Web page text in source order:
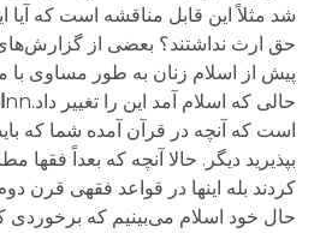
شد مثلاً این قابل مناقشه است که آیا
حق ارث نداشتند؟ بعضی از
پیش از اسلام زنان به طور مساوی با
حالی که اسلام آمد این را تغییر داد.nn
است که آنچه در قرآن آمده شما که
بپذیرید دیگر. حالا آنچه که بعداً
کردند بله اینها در قواعد فقهی قرن
حال خود اسلام می‌بینیم که